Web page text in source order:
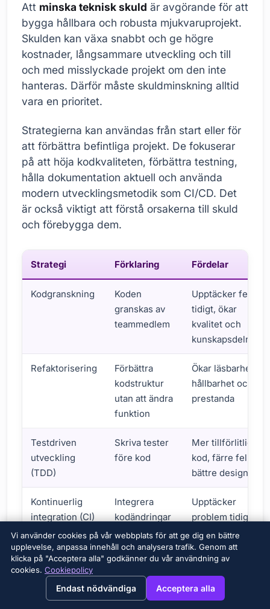
View this page in English?
Att minska teknisk skuld är avgörande för att
bygga hållbara och robusta mjukvaruprojekt.
Skulden kan växa snabbt och ge högre
kostnader, långsammare utveckling och till
och med misslyckade projekt om den inte
hanteras. Därför måste skuldminskning alltid
vara en prioritet.
Strategierna kan användas från start eller för
att förbättra befintliga projekt. De fokuserar
på att höja kodkvaliteten, förbättra testning,
hålla dokumentation aktuell och använda
modern utvecklingsmetodik som CI/CD. Det
är också viktigt att förstå orsakerna till skuld
och förebygga dem.
Strategier för att minska teknisk skuld
Strategi Förklaring Fördelar
Kodgranskning
Koden
granskas av
teammedlem
Upptäcker fel
tidigt, ökar
kvalitet och
kunskapsdelning
Refaktorisering
Förbättra
kodstruktur
utan att ändra
funktion
Ökar läsbarhet,
hållbarhet och
prestanda
Testdriven
utveckling
(TDD)
Skriva tester
före kod
Mer tillförlitlig
kod, färre fel,
bättre design
Kontinuerlig
integration (CI)
Integrera
kodändringar
ofta
Upptäcker
problem tidigt,
snabbare
utveckling
Vi använder cookies på vår webbplats för att ge dig en bättre
upplevelse, anpassa innehåll och analysera trafik. Genom att
klicka på "Acceptera alla" godkänner du vår användning av
cookies. Cookiepolicy
Endast nödvändiga Acceptera alla